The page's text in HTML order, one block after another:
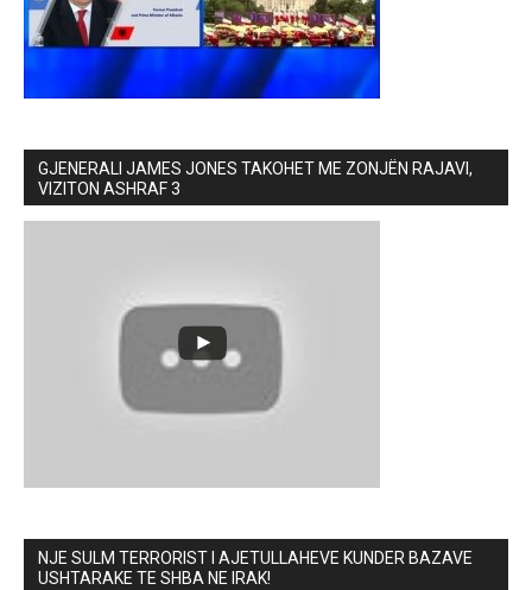
GJENERALI JAMES JONES TAKOHET ME ZONJËN RAJAVI,
VIZITON ASHRAF 3
NJE SULM TERRORIST I AJETULLAHEVE KUNDER BAZAVE
USHTARAKE TE SHBA NE IRAK!